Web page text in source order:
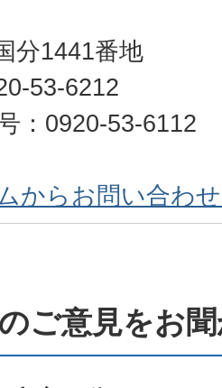
分1441番地
53-6212
：0920-53-6112
からお問い合わ
ご意見をお